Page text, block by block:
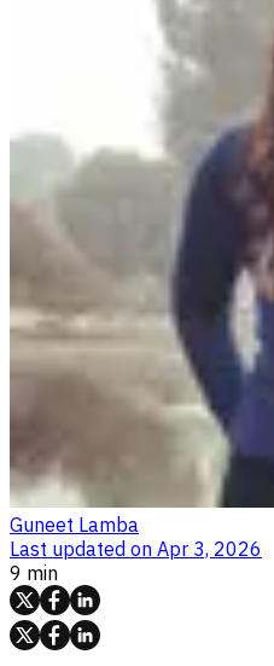
Guneet Lamba
Last updated on Apr 3, 2026
9 min